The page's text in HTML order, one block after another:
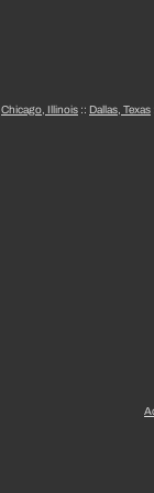
Chicago, Illinois :: Dallas, Texas